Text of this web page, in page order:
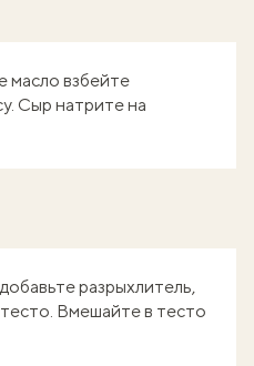
масло взбейте
Сыр натрите на
разрыхлитель,
Вмешайте в тесто